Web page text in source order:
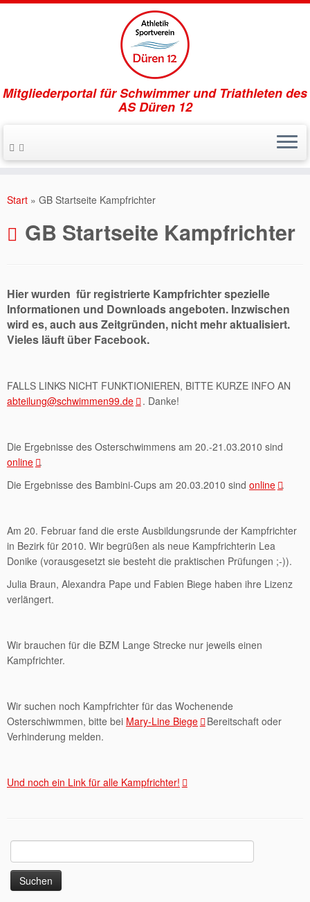
Inhalt
Mitgliederportal für Schwimmer und Triathleten des
AS Düren 12
Start » GB Startseite Kampfrichter
GB Startseite Kampfrichter
Hier wurden für registrierte Kampfrichter spezielle
Informationen und Downloads angeboten. Inzwischen
wird es, auch aus Zeitgründen, nicht mehr aktualisiert.
Vieles läuft über Facebook.
FALLS LINKS NICHT FUNKTIONIEREN, BITTE KURZE INFO AN
abteilung@schwimmen99.de . Danke!
Die Ergebnisse des Osterschwimmens am 20.-21.03.2010 sind
online .
Die Ergebnisse des Bambini-Cups am 20.03.2010 sind online .
Am 20. Februar fand die erste Ausbildungsrunde der Kampfrichter
in Bezirk für 2010. Wir begrüßen als neue Kampfrichterin Lea
Donike (vorausgesetzt sie besteht die praktischen Prüfungen ;-)).
Julia Braun, Alexandra Pape und Fabien Biege haben ihre Lizenz
verlängert.
Wir brauchen für die BZM Lange Strecke nur jeweils einen
Kampfrichter.
Wir suchen noch Kampfrichter für das Wochenende
Osterschiwmmen, bitte bei Mary-Line Biege Bereitschaft oder
Verhinderung melden.
Und noch ein Link für alle Kampfrichter!
nach: